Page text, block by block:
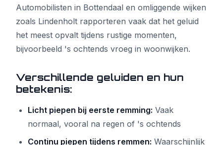
Automobilisten in Bottendaal en omliggende wijken
zoals Lindenholt rapporteren vaak dat het geluid
het meest opvalt tijdens rustige momenten,
bijvoorbeeld 's ochtends vroeg in woonwijken.
Verschillende geluiden en hun
betekenis:
Licht piepen bij eerste remming: Vaak
normaal, vooral na regen of 's ochtends
Continu piepen tijdens remmen: Waarschijnlijk